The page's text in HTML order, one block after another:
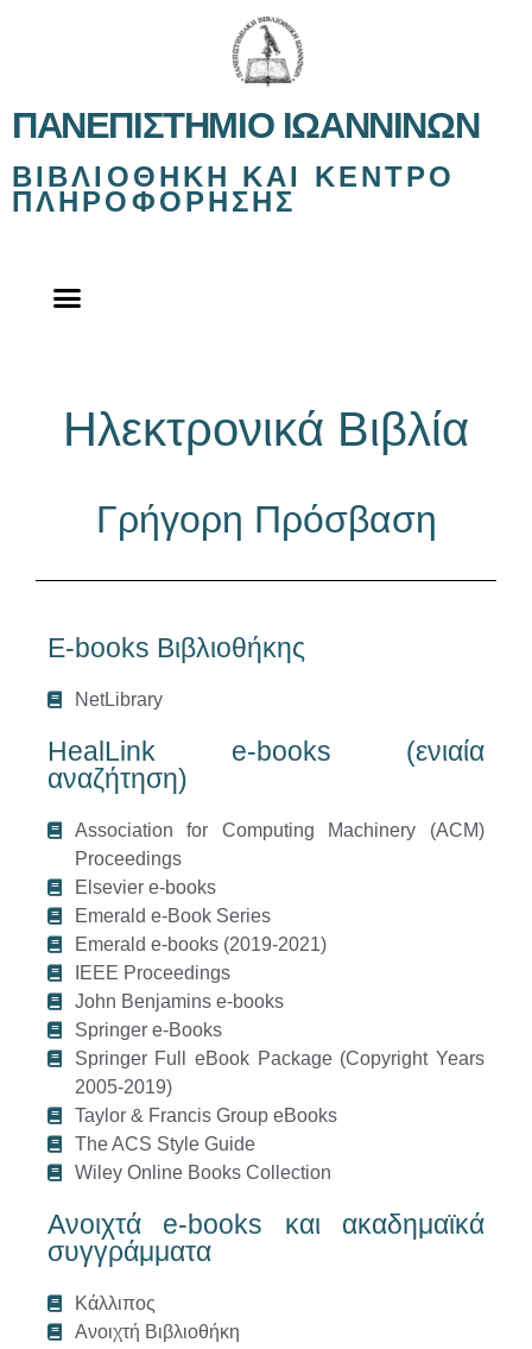
ΠΑΝΕΠΙΣΤΉΜΙΟ ΙΩΑΝΝΊΝΩΝ
ΒΙΒΛΙΟΘΉΚΗ ΚΑΙ ΚΈΝΤΡΟ
ΠΛΗΡΟΦΌΡΗΣΗΣ
Ηλεκτρονικά Βιβλία
Γρήγορη Πρόσβαση
E-books Βιβλιοθήκης
NetLibrary
HealLink e-books (ενιαία
αναζήτηση)
Association for Computing Machinery (ACM)
Proceedings
Elsevier e-books
Emerald e-Book Series
Emerald e-books (2019-2021)
IEEE Proceedings
John Benjamins e-books
Springer e-Books
Springer Full eBook Package (Copyright Years
2005-2019)
Taylor & Francis Group eBooks
The ACS Style Guide
Wiley Online Books Collection
Ανοιχτά e-books και ακαδημαϊκά
συγγράμματα
Κάλλιπος
Ανοιχτή Βιβλιοθήκη